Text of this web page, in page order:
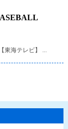
東海テレビ】 ...